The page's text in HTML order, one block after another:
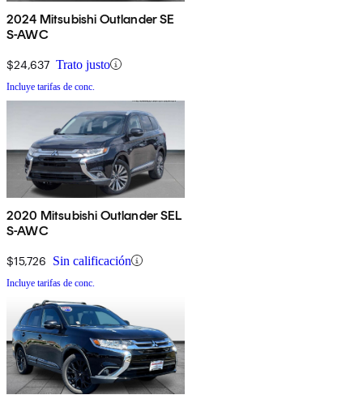
2024 Mitsubishi Outlander SE
S-AWC
$24,637 Trato justo
Incluye tarifas de conc.
2020 Mitsubishi Outlander SEL
S-AWC
$15,726 Sin calificación
Incluye tarifas de conc.